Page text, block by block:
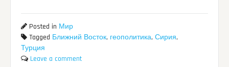
Posted in Мир
Tagged Ближний Восток, геополитика,Сирия,
Турция
Leave a comment